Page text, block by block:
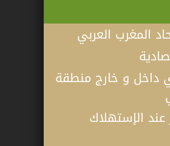
المغرب العربي
داخل و خارج منطقة
الإستهلاك
العام لاتحاد المغرب
البكوش في الندوة